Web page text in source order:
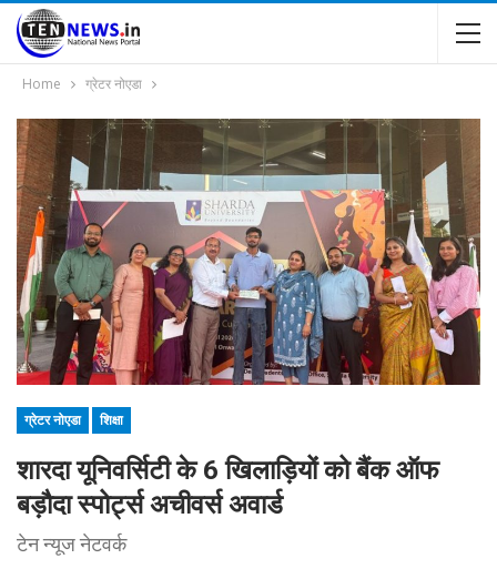
Home ग्रेटर नोएडा
ग्रेटर नोएडा शिक्षा
शारदा यूनिवर्सिटी के 6 खिलाड़ियों को बैंक ऑफ
बड़ौदा स्पोर्ट्स अचीवर्स अवार्ड
टेन न्यूज नेटवर्क